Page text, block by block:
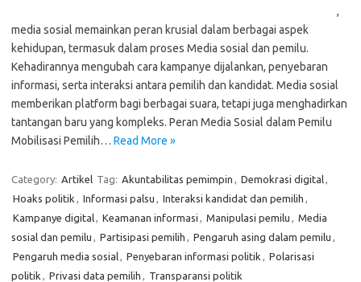
,
media sosial memainkan peran krusial dalam berbagai aspek
kehidupan, termasuk dalam proses Media sosial dan pemilu.
Kehadirannya mengubah cara kampanye dijalankan, penyebaran
informasi, serta interaksi antara pemilih dan kandidat. Media sosial
memberikan platform bagi berbagai suara, tetapi juga menghadirkan
tantangan baru yang kompleks. Peran Media Sosial dalam Pemilu
Mobilisasi Pemilih… Read More »
Category: Artikel Tag: Akuntabilitas pemimpin , Demokrasi digital,
Hoaks politik , Informasi palsu , Interaksi kandidat dan pemilih ,
Kampanye digital, Keamanan informasi , Manipulasi pemilu , Media
sosial dan pemilu , Partisipasi pemilih , Pengaruh asing dalam pemilu ,
Pengaruh media sosial, Penyebaran informasi politik , Polarisasi
politik , Privasi data pemilih , Transparansi politik